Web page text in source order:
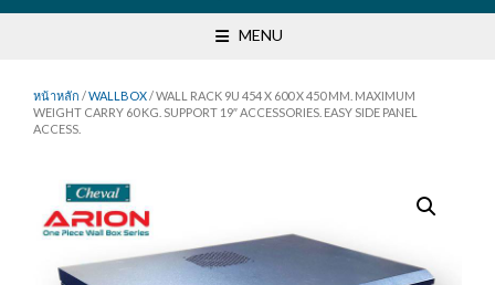
MENU
หน้าหลัก /WALLBOX/ WALL RACK 9U 454 X 600 X 450 MM. MAXIMUM
WEIGHT CARRY 60 KG. SUPPORT 19″ ACCESSORIES. EASY SIDE PANEL
ACCESS.